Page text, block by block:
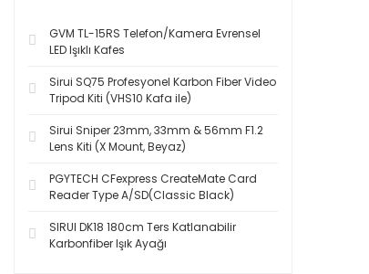
GVM TL-15RS Telefon/Kamera Evrensel
LED Işıklı Kafes
Sirui SQ75 Profesyonel Karbon Fiber Video
Tripod Kiti (VHS10 Kafa ile)
Sirui Sniper 23mm, 33mm & 56mm F1.2
Lens Kiti (X Mount, Beyaz)
PGYTECH CFexpress CreateMate Card
Reader Type A/SD(Classic Black)
SIRUI DK18 180cm Ters Katlanabilir
Karbonfiber Işık Ayağı